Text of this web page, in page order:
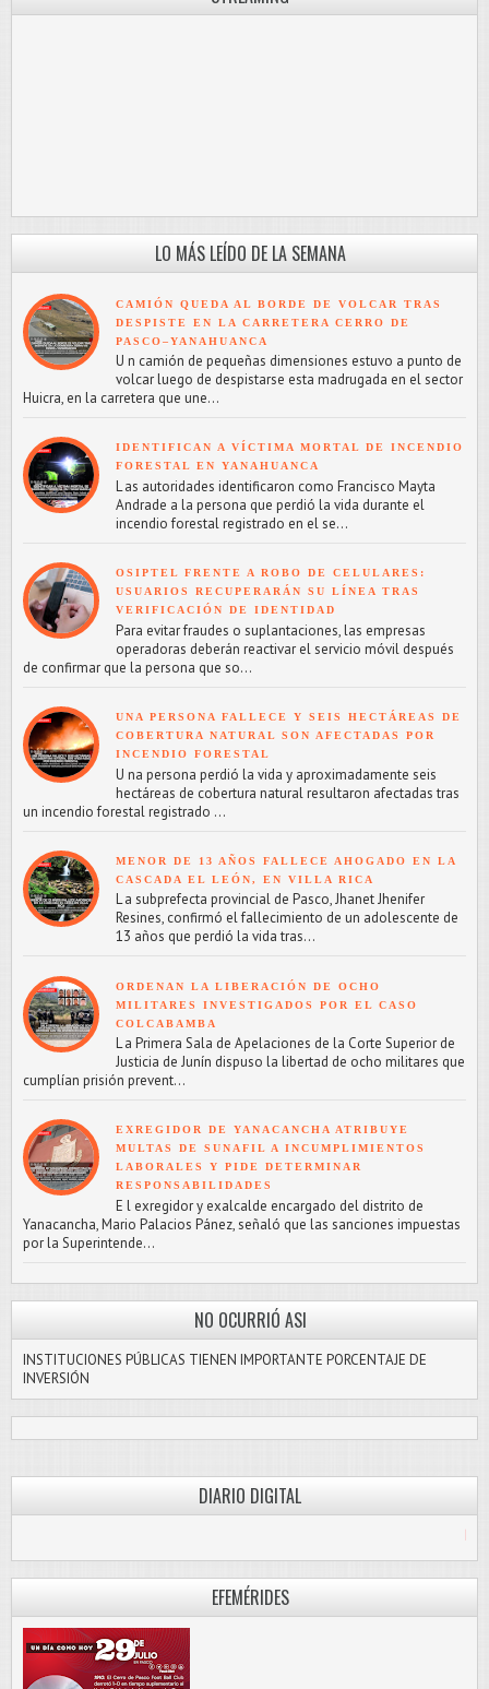
LO MÁS LEÍDO DE LA SEMANA
CAMIÓN QUEDA AL BORDE DE VOLCAR TRAS
DESPISTE EN LA CARRETERA CERRO DE
PASCO–YANAHUANCA
U n camión de pequeñas dimensiones estuvo a punto de
volcar luego de despistarse esta madrugada en el sector
Huicra, en la carretera que une...
IDENTIFICAN A VÍCTIMA MORTAL DE INCENDIO
FORESTAL EN YANAHUANCA
L as autoridades identificaron como Francisco Mayta
Andrade a la persona que perdió la vida durante el
incendio forestal registrado en el se...
OSIPTEL FRENTE A ROBO DE CELULARES:
USUARIOS RECUPERARÁN SU LÍNEA TRAS
VERIFICACIÓN DE IDENTIDAD
Para evitar fraudes o suplantaciones, las empresas
operadoras deberán reactivar el servicio móvil después
de confirmar que la persona que so...
UNA PERSONA FALLECE Y SEIS HECTÁREAS DE
COBERTURA NATURAL SON AFECTADAS POR
INCENDIO FORESTAL
U na persona perdió la vida y aproximadamente seis
hectáreas de cobertura natural resultaron afectadas tras
un incendio forestal registrado ...
MENOR DE 13 AÑOS FALLECE AHOGADO EN LA
CASCADA EL LEÓN, EN VILLA RICA
L a subprefecta provincial de Pasco, Jhanet Jhenifer
Resines, confirmó el fallecimiento de un adolescente de
13 años que perdió la vida tras...
ORDENAN LA LIBERACIÓN DE OCHO
MILITARES INVESTIGADOS POR EL CASO
COLCABAMBA
L a Primera Sala de Apelaciones de la Corte Superior de
Justicia de Junín dispuso la libertad de ocho militares que
cumplían prisión prevent...
EXREGIDOR DE YANACANCHA ATRIBUYE
MULTAS DE SUNAFIL A INCUMPLIMIENTOS
LABORALES Y PIDE DETERMINAR
RESPONSABILIDADES
E l exregidor y exalcalde encargado del distrito de
Yanacancha, Mario Palacios Pánez, señaló que las sanciones impuestas
por la Superintende...
NO OCURRIÓ ASI
INSTITUCIONES PÚBLICAS TIENEN IMPORTANTE PORCENTAJE DE
INVERSIÓN
DIARIO DIGITAL
EFEMÉRIDES